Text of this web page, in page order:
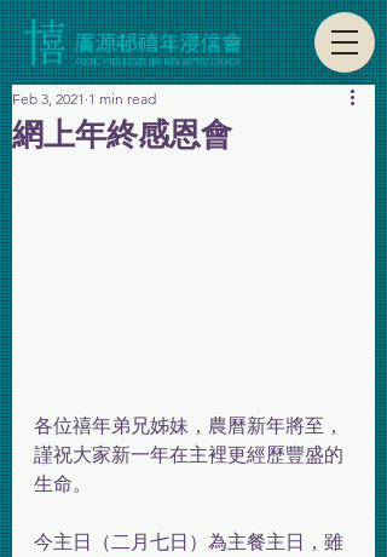
網上年終感恩會
Feb 3, 2021 1 min read
各位禧年弟兄姊妹，農曆新年將至，
謹祝大家新一年在主裡更經歷豐盛的
生命。
今主日（二月七日）為主餐主日，雖